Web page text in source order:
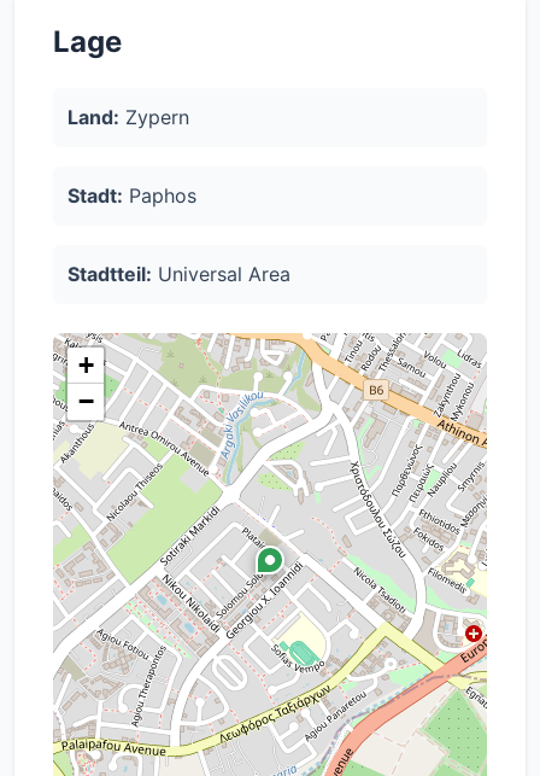
nach Energieeffizienzstandards der Klasse A
nachhaltige Lebensweise gewährleistet. Große
raffinierte und dennoch einladende
Lage
Land: Zypern
Stadt: Paphos
Stadtteil: Universal Area
+
−